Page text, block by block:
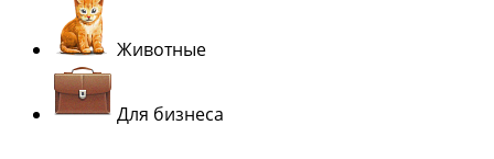
Животные
Для бизнеса